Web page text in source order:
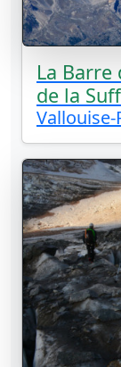
La Barre
de la